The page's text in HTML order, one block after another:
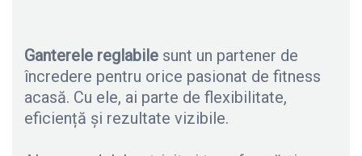
Ganterele reglabile sunt un partener de
încredere pentru orice pasionat de fitness
acasă. Cu ele, ai parte de flexibilitate,
eficiență și rezultate vizibile.